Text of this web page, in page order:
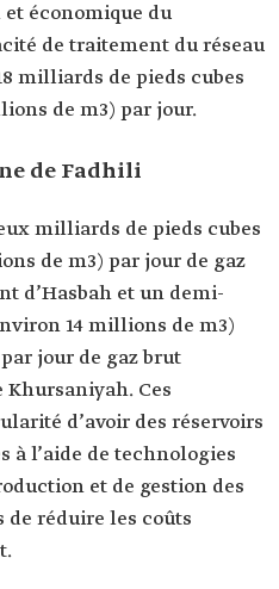
économique du
de traitement du réseau
milliards de pieds cubes
de m3) par jour.
de Fadhili
milliards de pieds cubes
de m3) par jour de gaz
d’Hasbah et un demi-
14 millions de m3)
jour de gaz brut
Ces
d’avoir des réservoirs
à l’aide de technologies
et de gestion des
réduire les coûts